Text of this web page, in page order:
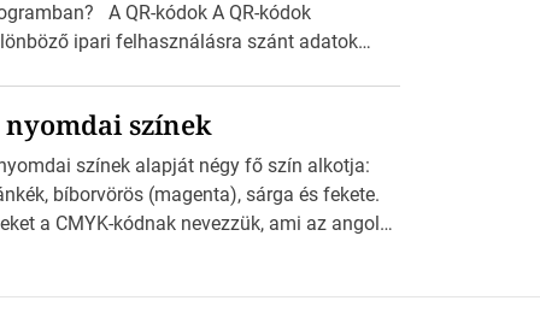
A QR-kódok A QR-kódok
ipari felhasználásra szánt adatok
A felhasználó okostelefonjára
egy QR-kód-leolvasó alkalmazást, ami
és dekódolni képes az URL-információt
átirányítja a telefon böngészőjét a cég
nyomdai színek
színek alapját négy fő szín alkotja:
bíborvörös (magenta), sárga és fekete.
a CMYK-kódnak nevezzük, ami az angol